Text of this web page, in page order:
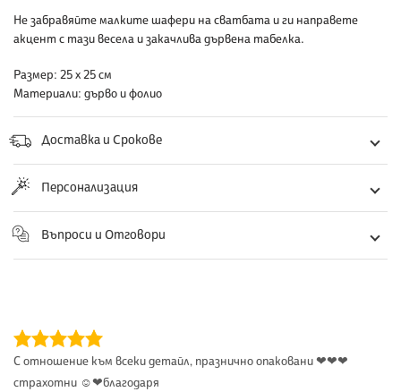
Добавяне
на
към
количката
ви
Не забравяйте малките шафери на сватбата и ги направете
акцент с тази весела и закачлива дървена табелка.
Размер: 25 х 25 см
Материали: дърво и фолио
Доставка и Срокове
Персонализация
Въпроси и Отговори
С отношение към всеки детайл, празнично опаковани ❤❤❤
страхотни ☺❤благодаря